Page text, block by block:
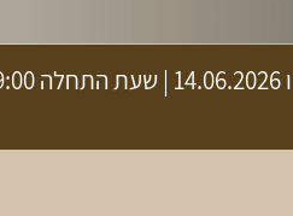
14.06.2026 | שעת התחלה 19:00